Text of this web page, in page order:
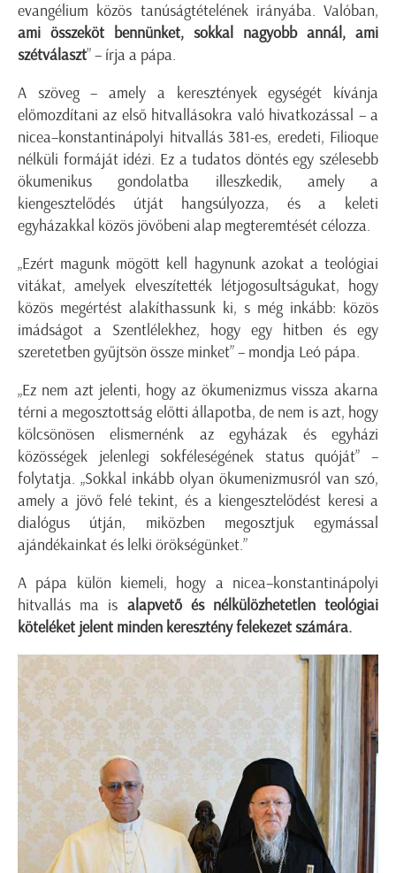
evangélium közös tanúságtételének irányába. Valóban,
ami összeköt bennünket, sokkal nagyobb annál, ami
szétválaszt” – írja a pápa.
A szöveg – amely a keresztények egységét kívánja
előmozdítani az első hitvallásokra való hivatkozással – a
nicea–konstantinápolyi hitvallás 381-es, eredeti, Filioque
nélküli formáját idézi. Ez a tudatos döntés egy szélesebb
ökumenikus gondolatba illeszkedik, amely a
kiengesztelődés útját hangsúlyozza, és a keleti
egyházakkal közös jövőbeni alap megteremtését célozza.
„Ezért magunk mögött kell hagynunk azokat a teológiai
vitákat, amelyek elveszítették létjogosultságukat, hogy
közös megértést alakíthassunk ki, s még inkább: közös
imádságot a Szentlélekhez, hogy egy hitben és egy
szeretetben gyűjtsön össze minket” – mondja Leó pápa.
„Ez nem azt jelenti, hogy az ökumenizmus vissza akarna
térni a megosztottság előtti állapotba, de nem is azt, hogy
kölcsönösen elismernénk az egyházak és egyházi
közösségek jelenlegi sokféleségének status quóját” –
folytatja. „Sokkal inkább olyan ökumenizmusról van szó,
amely a jövő felé tekint, és a kiengesztelődést keresi a
dialógus útján, miközben megosztjuk egymással
ajándékainkat és lelki örökségünket.”
A pápa külön kiemeli, hogy a nicea–konstantinápolyi
hitvallás ma is alapvető és nélkülözhetetlen teológiai
köteléket jelent minden keresztény felekezet számára.